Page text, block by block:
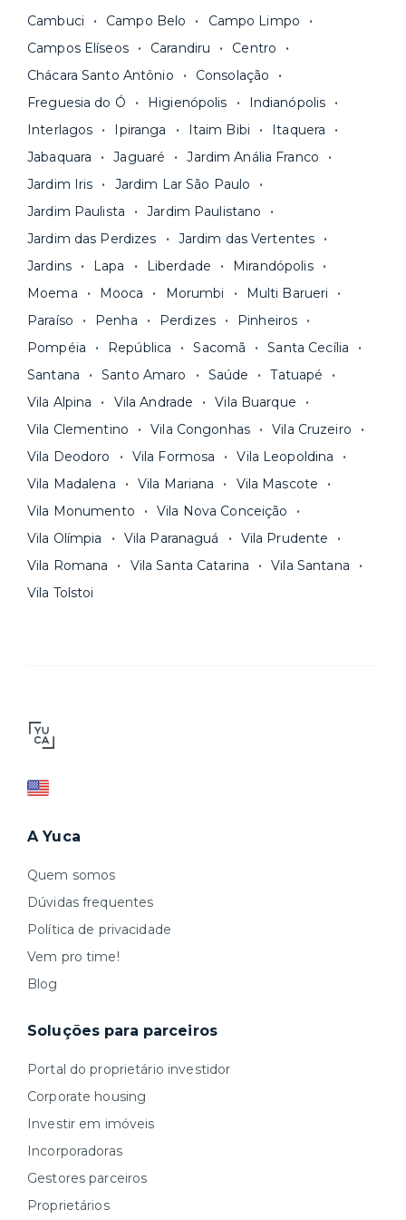
água, gás, energia e, em alguns casos, até
Os moradores ainda contam com a facilidade de
pagar todas as contas do mês junto com o
aluguel, em um boleto único. Quer ainda mais
praticidade? Escolha uma unidade com serviços
inclusos e solicite suporte e manutenção para a
nossa equipe via app.
Seja uma mala ou um caminhão de mudança: é
só levar as suas coisas e começar a morar.
menores para períodos mais longos. Você
pode comparar os valores e escolher o prazo
ideal para o seu momento de vida na página das
A melhor parte é que todo oprocesso de
documentação pelo site da Yuca e assina o
contrato na tela do seu computador ou celular.
Simples, seguro e sem burocracia!
Cambuci
Campo Belo
Campo Limpo
Campos Elíseos
Carandiru
Centro
Chácara Santo Antônio
Consolação
Freguesia do Ó
Higienópolis
Indianópolis
Interlagos
Ipiranga Itaim Bibi
Itaquera
Jabaquara
Jaguaré
Jardim Anália Franco
Jardim Iris
Jardim Lar São Paulo
Jardim Paulista
Jardim Paulistano
Jardim das Perdizes
Jardim das Vertentes
Jardins
Lapa Liberdade
Mirandópolis
Moema
Mooca Morumbi
Multi Barueri
Paraíso
Penha Perdizes
Pinheiros
Pompéia
República Sacomã
Santa Cecília
Santana
Santo Amaro Saúde
Tatuapé
Vila Alpina
Vila Andrade
Vila Buarque
Vila Clementino
Vila Congonhas
Vila Cruzeiro
Vila Deodoro
Vila Formosa
Vila Leopoldina
Vila Madalena
Vila Mariana
Vila Mascote
Vila Monumento
Vila Nova Conceição
Vila Olímpia
Vila Paranaguá
Vila Prudente
Vila Romana
Vila Santa Catarina
Vila Santana
Vila Tolstoi
A Yuca
Quem somos
Dúvidas frequentes
Política de privacidade
Vem pro time!
Blog
Soluções para parceiros
Portal do proprietário investidor
Corporate housing
Investir em imóveis
Incorporadoras
Gestores parceiros
Proprietários